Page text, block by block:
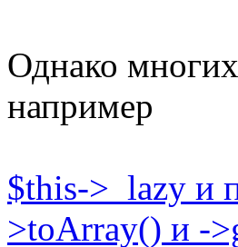
Однако
например
$this->_lazy и
>toArray() и -